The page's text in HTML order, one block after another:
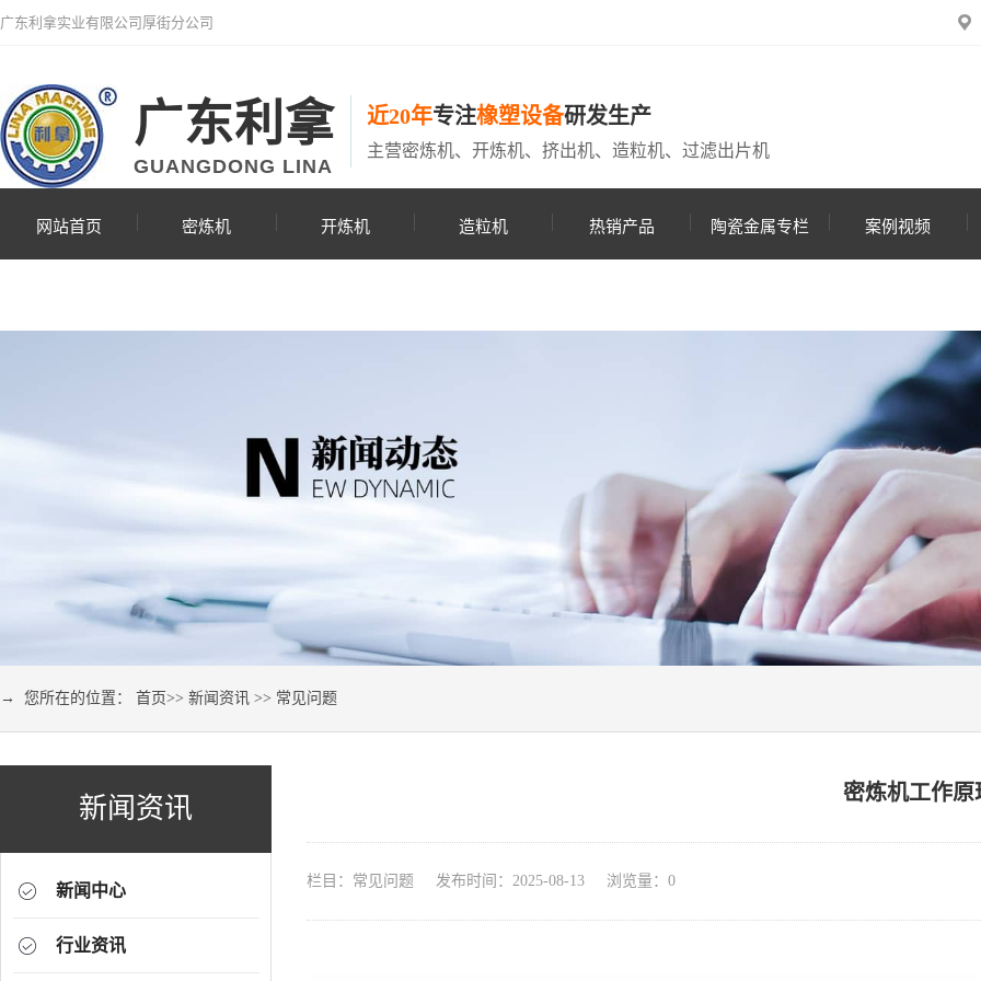
广东利拿实业有限公司厚街分公司
广东利拿
GUANGDONG LINA
近20年专注橡塑设备研发生产
主营密炼机、开炼机、挤出机、造粒机、过滤出片机
网站首页 密炼机 开炼机 造粒机 热销产品 陶瓷金属专栏 案例视频
→ 您所在的位置： 首页>> 新闻资讯 >> 常见问题
新闻资讯
新闻中心
行业资讯
密炼机工作原
栏目：常见问题 发布时间：2025-08-13 浏览量： 0